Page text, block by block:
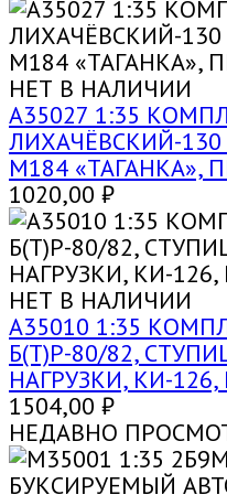
НЕТ В НАЛИЧИИ
A35027 1:35
ЛИХАЧЁВСКИЙ-
М184 «ТАГАНКА»,
1020,00 ₽
НЕТ В НАЛИЧИИ
A35010 1:35
Б(Т)Р-80/82,
НАГРУЗКИ, КИ-
1504,00 ₽
НЕДАВНО